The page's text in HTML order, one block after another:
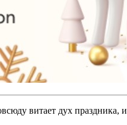
витает дух праздника, и